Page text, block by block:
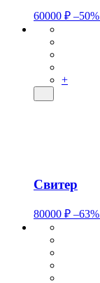
60000 ₽ –50%
+
Свитер
80000 ₽ –63%